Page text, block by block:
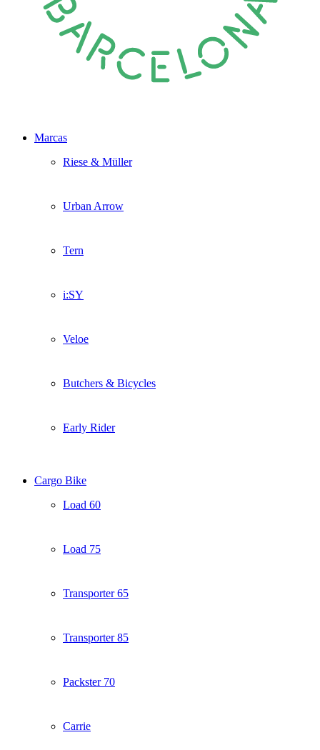
Marcas
Riese & Müller
Urban Arrow
Tern
i:SY
Veloe
Butchers & Bicycles
Early Rider
Cargo Bike
Load 60
Load 75
Transporter 65
Transporter 85
Packster 70
Carrie